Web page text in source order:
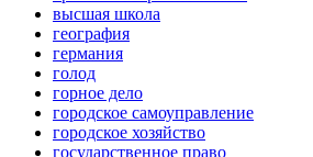
высшая школа
география
германия
голод
горное дело
городское самоуправление
городское хозяйство
государственное право